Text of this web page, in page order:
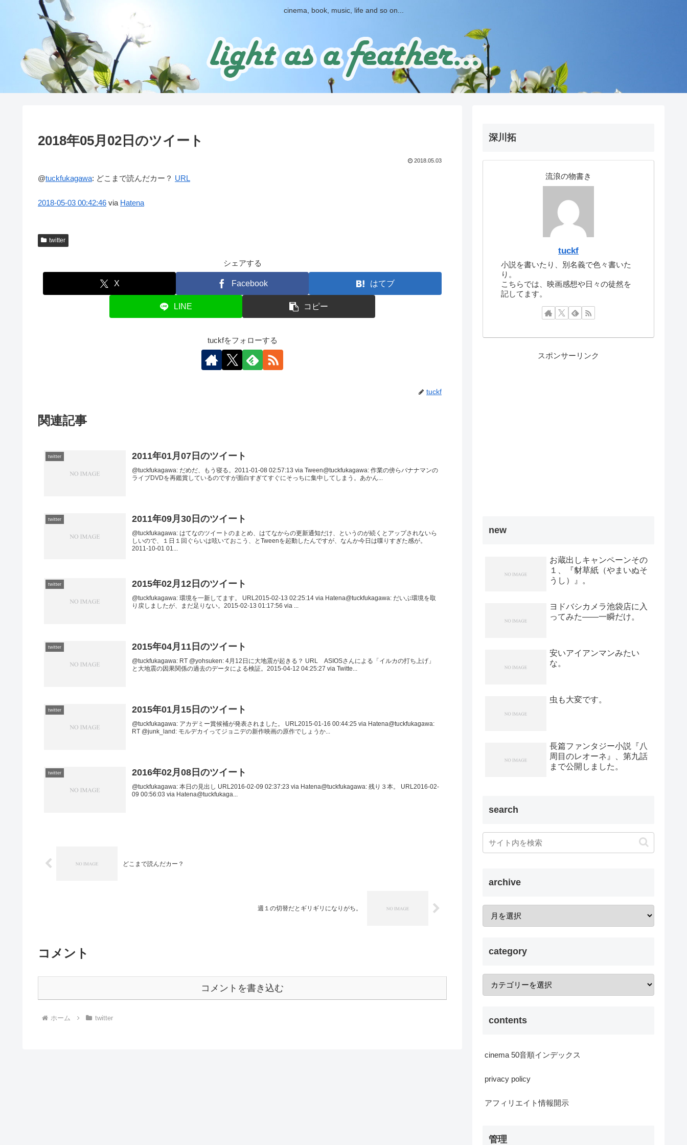
cinema, book, music, life and so on...
2018年05月02日のツイート
2018.05.03
@tuckfukagawa: どこまで読んだカー？ URL
2018-05-03 00:42:46 via Hatena
twitter
シェアする
X Facebook はてブ
LINE コピー
tuckfをフォローする
tuckf
関連記事
twitter 2011年01月07日のツイート
@tuckfukagawa: だめだ、もう寝る。2011-01-08 02:57:13 via Tween@tuckfukagawa: 作業の傍らバナナマンの
ライブDVDを再鑑賞しているのですが面白すぎてすぐにそっちに集中してしまう。あかん...
twitter 2011年09月30日のツイート
@tuckfukagawa: はてなのツイートのまとめ、はてなからの更新通知だけ、というのが続くとアップされないら
しいので、１日１回ぐらいは呟いておこう、とTweenを起動したんですが、なんか今日は喋りすぎた感が。
2011-10-01 01...
twitter 2015年02月12日のツイート
@tuckfukagawa: 環境を一新してます。 URL2015-02-13 02:25:14 via Hatena@tuckfukagawa: だいぶ環境を取
り戻しましたが、まだ足りない。2015-02-13 01:17:56 via ...
twitter 2015年04月11日のツイート
@tuckfukagawa: RT @yohsuken: 4月12日に大地震が起きる？ URL ASIOSさんによる「イルカの打ち上げ」
と大地震の因果関係の過去のデータによる検証。2015-04-12 04:25:27 via Twitte...
twitter 2015年01月15日のツイート
@tuckfukagawa: アカデミー賞候補が発表されました。 URL2015-01-16 00:44:25 via Hatena@tuckfukagawa:
RT @junk_land: モルデカイってジョニデの新作映画の原作でしょうか...
twitter 2016年02月08日のツイート
@tuckfukagawa: 本日の見出し URL2016-02-09 02:37:23 via Hatena@tuckfukagawa: 残り３本。 URL2016-02-
09 00:56:03 via Hatena@tuckfukaga...
どこまで読んだカー？
週１の切替だとギリギリになりがち。
コメント
コメントを書き込む
ホーム twitter
深川拓
流浪の物書き
tuckf
小説を書いたり、別名義で色々書いた
り。
こちらでは、映画感想や日々の徒然を
記してます。
スポンサーリンク
new
お蔵出しキャンペーンその
１、『豺草紙（やまいぬそ
うし）』。
ヨドバシカメラ池袋店に入
ってみた――一瞬だけ。
安いアイアンマンみたい
な。
虫も大変です。
長篇ファンタジー小説『八
周目のレオーネ』、第九話
まで公開しました。
search
archive
category
contents
cinema 50音順インデックス
privacy policy
アフィリエイト情報開示
管理